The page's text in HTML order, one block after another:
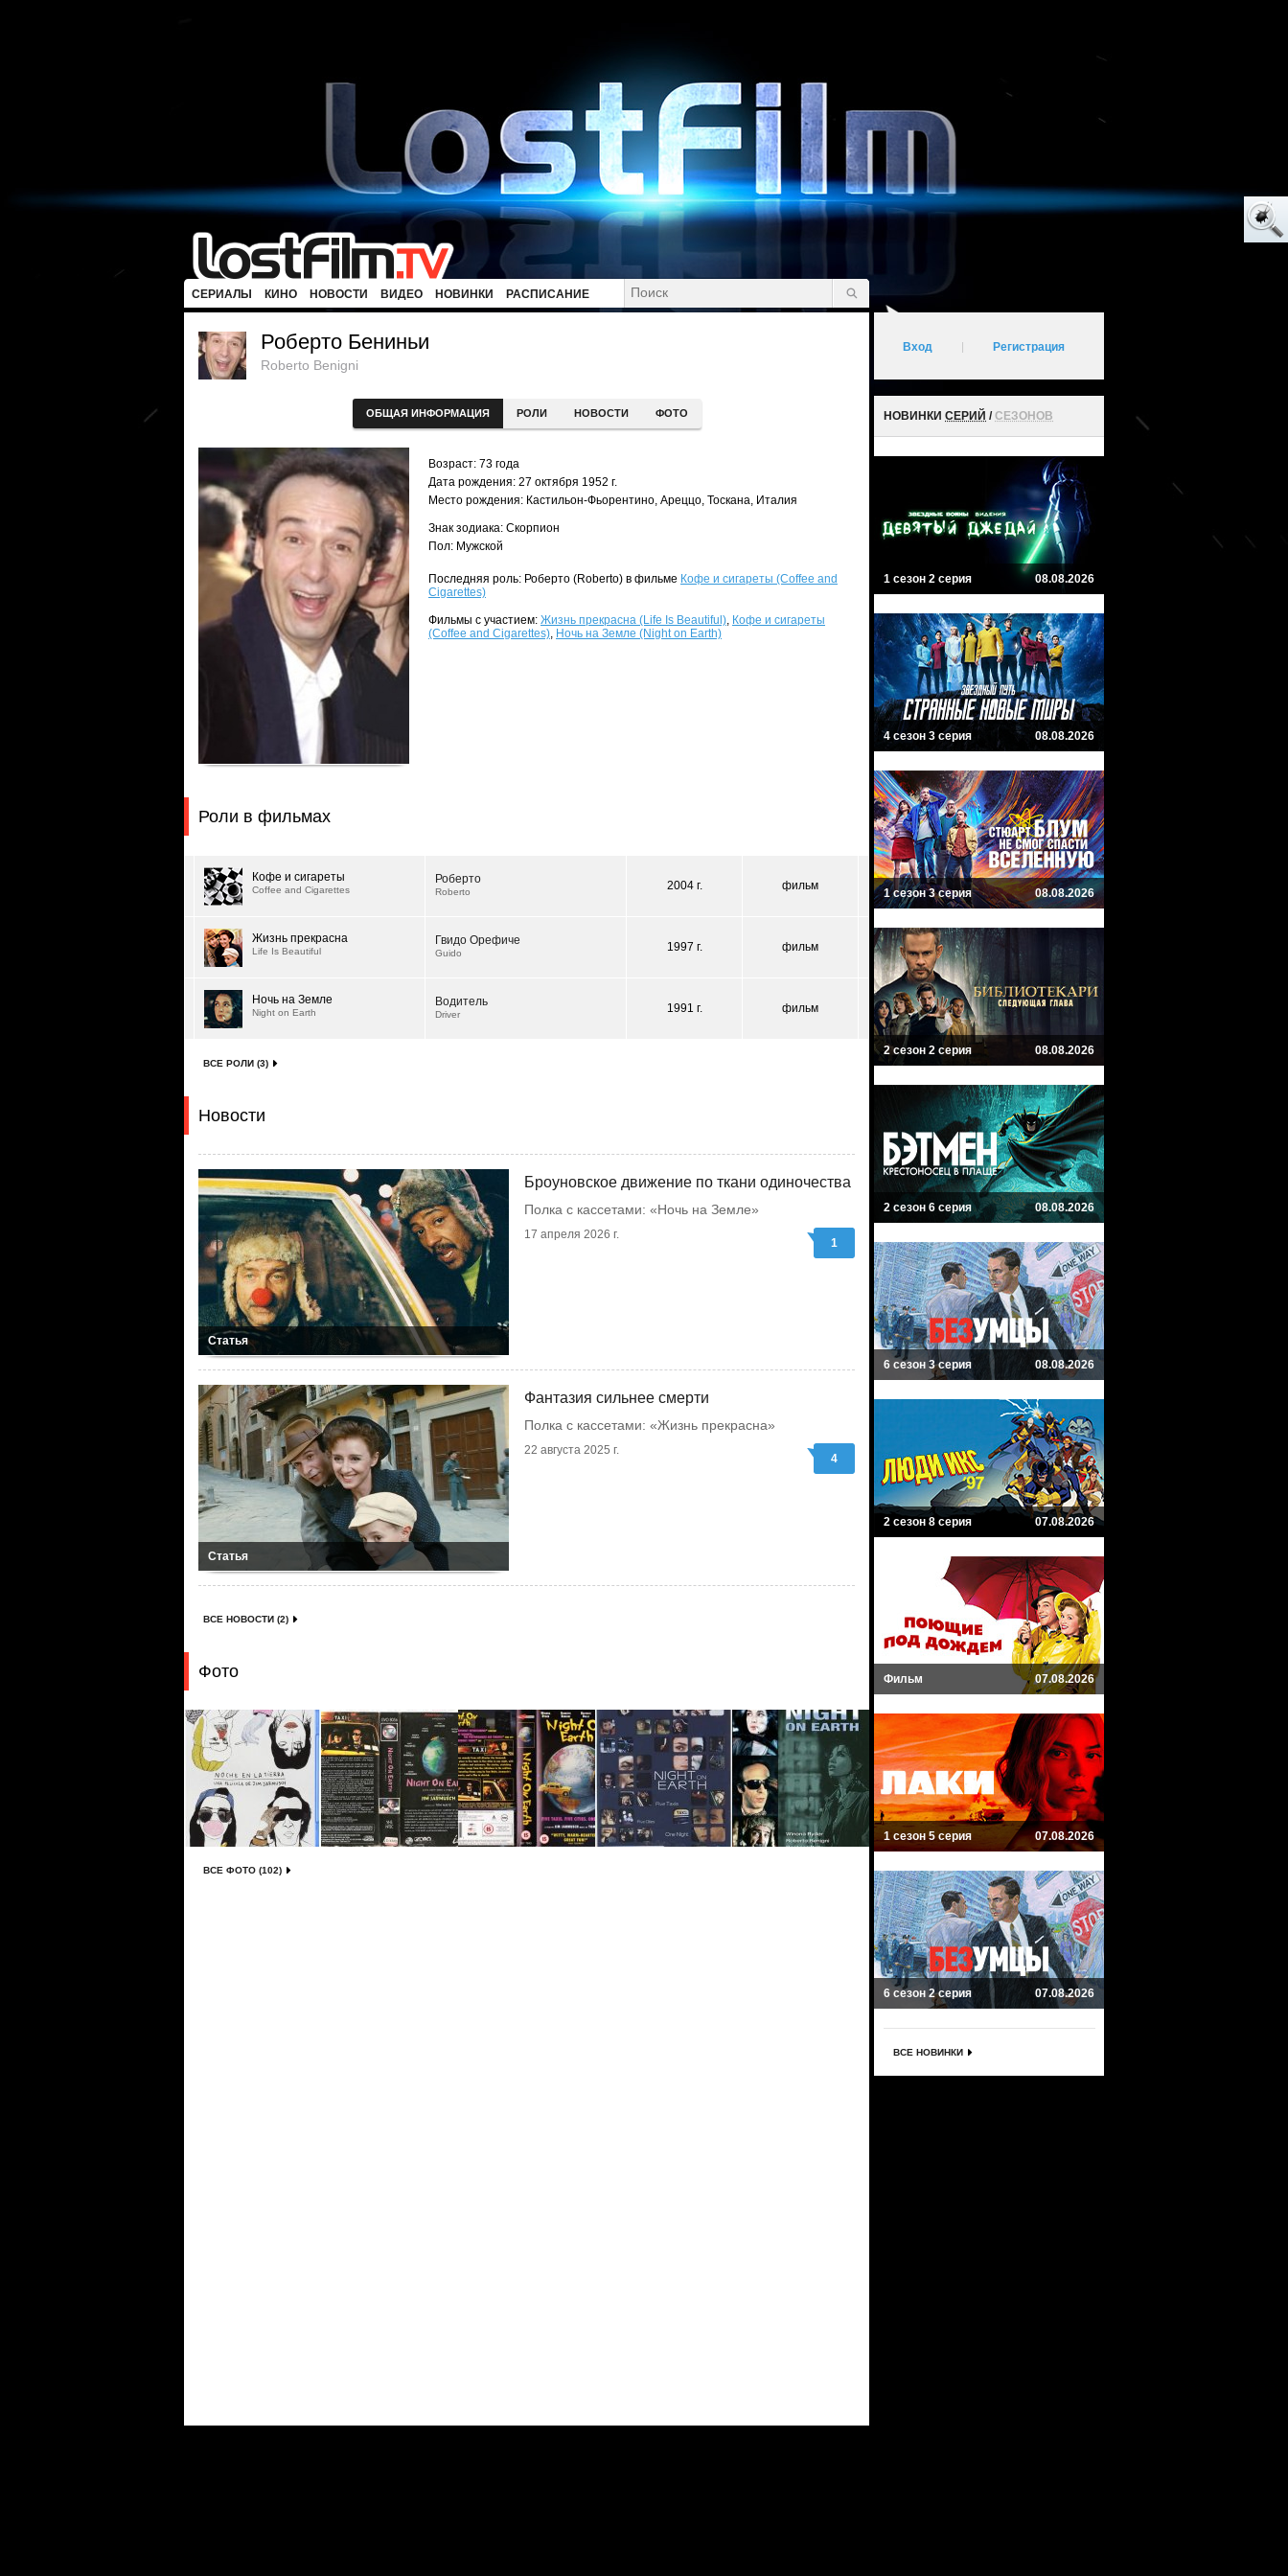
СЕРИАЛЫ КИНО НОВОСТИ ВИДЕО НОВИНКИ РАСПИСАНИЕ
Роберто Бениньи
Roberto Benigni
ОБЩАЯ ИНФОРМАЦИЯ РОЛИ НОВОСТИ ФОТО
Возраст: 73 года
Дата рождения: 27 октября 1952 г.
Место рождения: Кастильон-Фьорентино, Ареццо, Тоскана, Италия
Знак зодиака: Скорпион
Пол: Мужской
Последняя роль: Роберто (Roberto) в фильме Кофе и сигареты (Coffee and
Cigarettes)
Фильмы с участием: Жизнь прекрасна (Life Is Beautiful), Кофе и сигареты
(Coffee and Cigarettes), Ночь на Земле (Night on Earth)
Роли в фильмах
Кофе и сигареты
Coffee and Cigarettes
Роберто
Roberto 2004 г. фильм
Жизнь прекрасна
Life Is Beautiful
Гвидо Орефиче
Guido 1997 г. фильм
Ночь на Земле
Night on Earth
Водитель
Driver 1991 г. фильм
ВСЕ РОЛИ (3)
Новости
Статья
Броуновское движение по ткани одиночества
Полка с кассетами: «Ночь на Земле»
17 апреля 2026 г.
1
Статья
Фантазия сильнее смерти
Полка с кассетами: «Жизнь прекрасна»
22 августа 2025 г.
4
ВСЕ НОВОСТИ (2)
Фото
ВСЕ ФОТО (102)
Вход Регистрация
НОВИНКИ СЕРИЙ /СЕЗОНОВ
1 сезон 2 серия 08.08.2026
4 сезон 3 серия 08.08.2026
1 сезон 3 серия 08.08.2026
2 сезон 2 серия 08.08.2026
2 сезон 6 серия 08.08.2026
6 сезон 3 серия 08.08.2026
2 сезон 8 серия 07.08.2026
Фильм 07.08.2026
1 сезон 5 серия 07.08.2026
6 сезон 2 серия 07.08.2026
ВСЕ НОВИНКИ